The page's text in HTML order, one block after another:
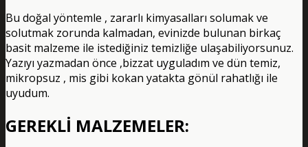
Bu doğal yöntemle , zararlı kimyasalları solumak ve
solutmak zorunda kalmadan, evinizde bulunan birkaç
basit malzeme ile istediğiniz temizliğe ulaşabiliyorsunuz.
Yazıyı yazmadan önce ,bizzat uyguladım ve dün temiz,
mikropsuz , mis gibi kokan yatakta gönül rahatlığı ile
uyudum.
GEREKLİ MALZEMELER: